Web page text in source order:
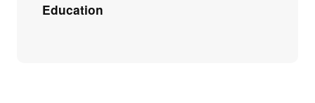
Education